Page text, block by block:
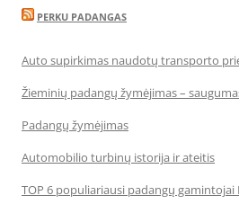
PERKU PADANGAS
Auto supirkimas naudotų transporto
Žieminių padangų žymėjimas –
Padangų žymėjimas
Automobilio turbinų istorija ir ateitis
TOP 6 populiariausi padangų gamintojai